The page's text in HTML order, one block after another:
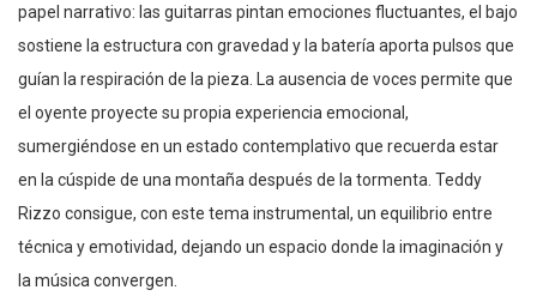
papel narrativo: las guitarras pintan emociones fluctuantes, el bajo
sostiene la estructura con gravedad y la batería aporta pulsos que
guían la respiración de la pieza. La ausencia de voces permite que
el oyente proyecte su propia experiencia emocional,
sumergiéndose en un estado contemplativo que recuerda estar
en la cúspide de una montaña después de la tormenta. Teddy
Rizzo consigue, con este tema instrumental, un equilibrio entre
técnica y emotividad, dejando un espacio donde la imaginación y
la música convergen.